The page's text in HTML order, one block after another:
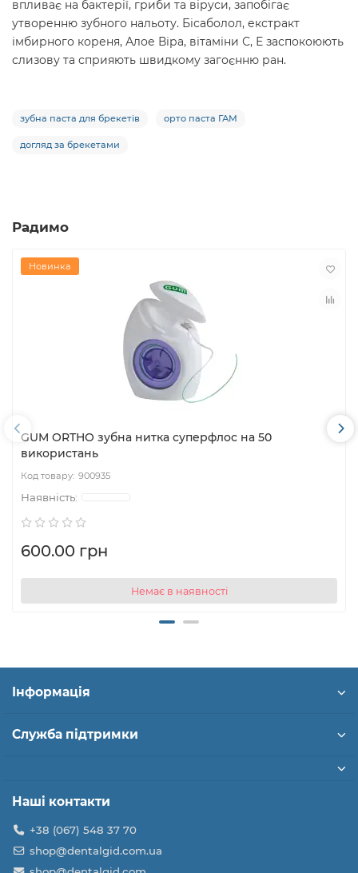
впливає на бактерії, гриби та віруси, запобігає
утворенню зубного нальоту. Бісаболол, екстракт
імбирного кореня, Алое Віра, вітаміни С, Е заспокоюють
слизову та сприяють швидкому загоєнню ран.
зубна паста для брекетів орто паста ГАМ
догляд за брекетами
Радимо
Новинка
GUM ORTHO зубна нитка суперфлос на 50
використань
900935
600.00 грн
Немає в наявності
Інформація
Служба підтримки
Наші контакти
+38 (067) 548 37 70
shop@dentalgid.com.ua